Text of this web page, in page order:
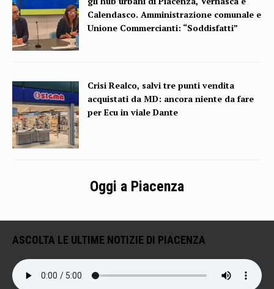
Calendasco. Amministrazione comunale e
Unione Commercianti: “Soddisfatti”
Crisi Realco, salvi tre punti vendita
acquistati da MD: ancora niente da fare
per Ecu in viale Dante
Oggi a Piacenza
ASCOLTA LE ULTIME NOTIZIE DI PIACENZA